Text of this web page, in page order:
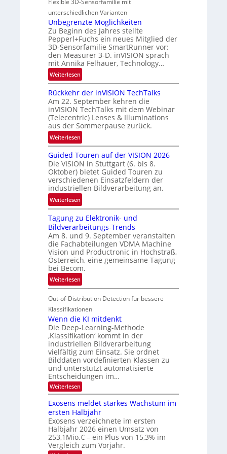
-
B
-
R
u
n
d
e
n
N
e
w
s
‘
unterschiedlichen Varianten
Unbegrenzte Möglichkeiten
Zu Beginn des Jahres stellte
Pepperl+Fuchs ein neues Mitglied der
3D-Sensorfamilie SmartRunner vor:
den Measurer 3-D. inVISION sprach
mit Annika Felhauer, Technology…
Weiterlesen:
U
n
b
e
g
r
e
z
t
e
M
ö
g
l
i
c
h
k
e
t
e
Rückkehr der inVISION TechTalks
Am 22. September kehren die
inVISION TechTalks mit dem Webinar
(Telecentric) Lenses & Illuminations
aus der Sommerpause zurück.
Weiterlesen:
R
ü
c
k
k
e
h
d
e
r
i
n
V
I
S
I
O
N
T
e
c
h
T
a
l
k
s
Guided Touren auf der VISION 2026
Die VISION in Stuttgart (6. bis 8.
Oktober) bietet Guided Touren zu
verschiedenen Einsatzfeldern der
industriellen Bildverarbeitung an.
Weiterlesen:
G
u
i
d
e
d
T
o
u
r
a
u
d
e
r
V
I
S
I
O
N
2
0
Tagung zu Elektronik- und
Bildverarbeitungs-Trends
Am 8. und 9. September veranstalten
die Fachabteilungen VDMA Machine
Vision und Productronic in Hochstraß,
Österreich, eine gemeinsame Tagung
bei Becom.
Weiterlesen:
T
a
g
u
n
g
z
u
E
l
e
k
t
r
o
n
k
Out-of-Distribution Detection für bessere
Klassifikationen
Wenn die KI mitdenkt
Die Deep-Learning-Methode
‚Klassifikation‘ kommt in der
industriellen Bildverarbeitung
vielfältig zum Einsatz. Sie ordnet
Bilddaten vordefinierten Klassen zu
und unterstützt automatisierte
Entscheidungen im…
Weiterlesen:
W
n
n
d
i
e
K
I
Exosens meldet starkes Wachstum im
ersten Halbjahr
Exosens verzeichnete im ersten
Halbjahr 2026 einen Umsatz von
253,1Mio.€ – ein Plus von 15,3% im
Vergleich zum Vorjahr.